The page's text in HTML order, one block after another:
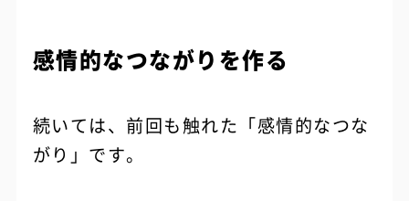
感情的なつながりを作る
続いては、前回も触れた「感情的なつな
がり」です。